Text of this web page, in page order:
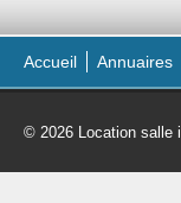
Accueil Annuaires
© 2026 Location salle